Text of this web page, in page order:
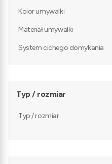
Kolor umywalki
Materiał umywalki
System cichego domykania
Typ / rozmiar
Typ / rozmiar